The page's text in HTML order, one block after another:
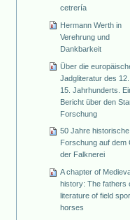
cetrería
Hermann Werth in
Verehrung und
Dankbarkeit
Über die
Jadgliteratur des 12.
15. Jahrhunderts.
Bericht über den
Forschung
50 Jahre historische
Forschung auf dem
der Falknerei
A chapter of
history: The fathers
literature of field
horses